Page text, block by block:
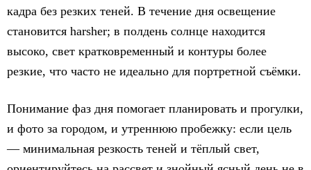
кадра без резких теней. В течение дня освещение
становится harsher; в полдень солнце находится
высоко, свет кратковременный и контуры более
резкие, что часто не идеально для портретной съёмки.
Понимание фаз дня помогает планировать и прогулки,
и фото за городом, и утреннюю пробежку: если цель
— минимальная резкость теней и тёплый свет,